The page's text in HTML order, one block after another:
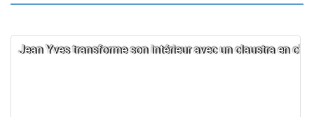
Jean Yves transforme son intérieur avec un claustra en